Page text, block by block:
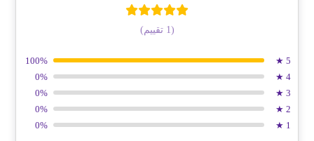
(1 تقييم)
5 ★
100%
4 ★
0%
3 ★
0%
2 ★
0%
1 ★
0%